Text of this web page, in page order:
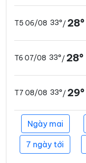
T5 06/08 33°/ 28°
T6 07/08 33°/ 28°
T7 08/08 33°/ 29°
Ngày mai
7 ngày tới